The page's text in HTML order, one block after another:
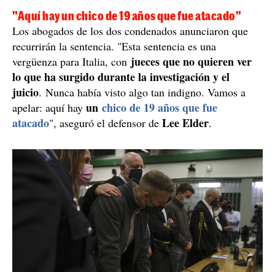
"Aquí hay un chico de 19 años que fue atacado"
Los abogados de los dos condenados anunciaron que
recurrirán la sentencia. "Esta sentencia es una
vergüenza para Italia, con jueces que no quieren ver
lo que ha surgido durante la investigación y el
juicio. Nunca había visto algo tan indigno. Vamos a
apelar: aquí hay un chico de 19 años que fue
atacado", aseguró el defensor de Lee Elder.